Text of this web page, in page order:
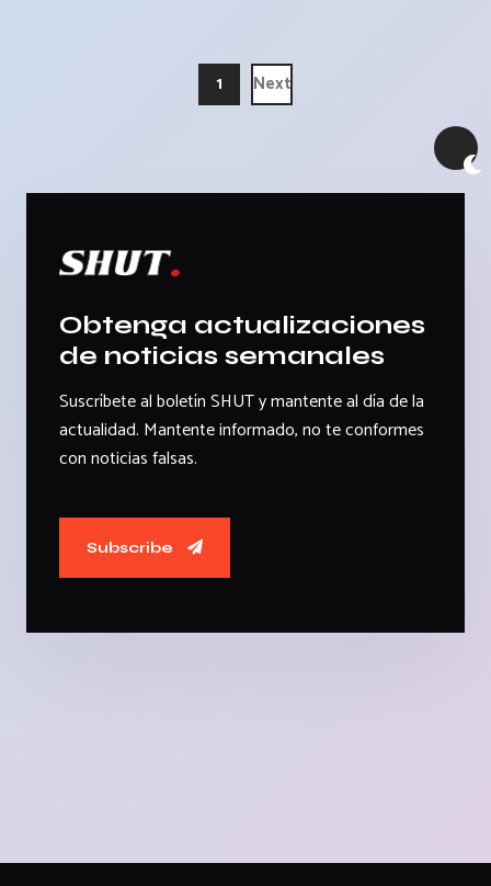
1 Next
Obtenga actualizaciones
de noticias semanales
Suscríbete al boletín SHUT y mantente al día de la
actualidad. Mantente informado, no te conformes
con noticias falsas.
Subscribe